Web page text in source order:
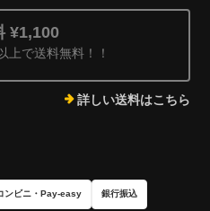
¥1,100
上で送料無料！！
詳しい送料はこちら
ンビニ・Pay-easy 銀行振込